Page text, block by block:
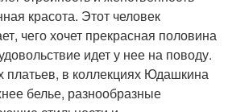
красота. Этот человек
чего хочет прекрасная половина
идет у нее на поводу.
платьев, в коллекциях Юдашкина
белье, разнообразные